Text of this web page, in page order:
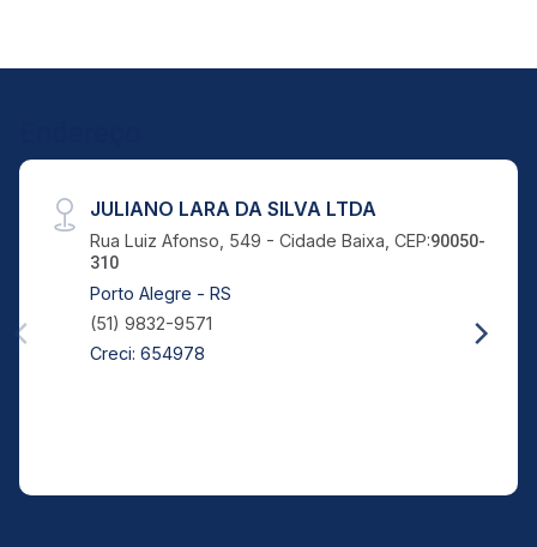
Aug/Fri
JULIANO LARA DA SILVA LTDA
Rua Luiz Afonso, 549 - Cidade Baixa, CEP:90050-
310
Porto Alegre - RS
(51) 9832-9571
Creci: 654978